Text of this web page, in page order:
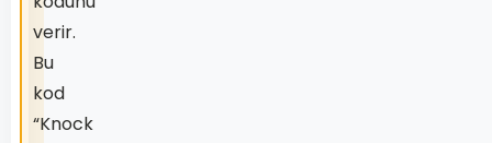
verir.
Bu
kod
“Knock